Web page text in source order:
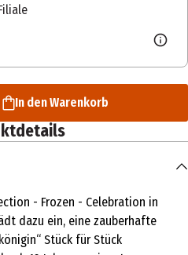
In den Warenkorb
- Frozen - Celebration in
dazu ein, eine zauberhafte
Stück für Stück